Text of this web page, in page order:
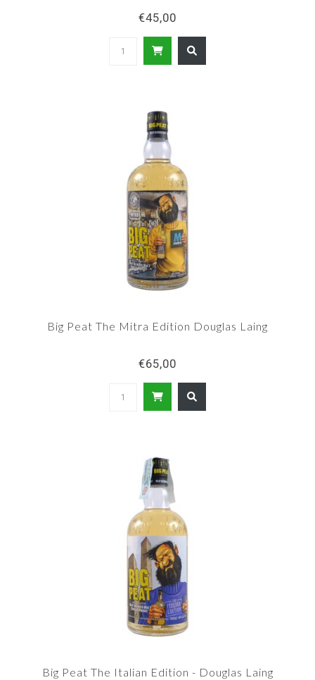
€45,00
Big Peat The Mitra Edition Douglas Laing
€65,00
Big Peat The Italian Edition - Douglas Laing